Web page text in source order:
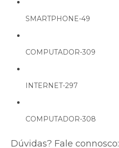
SMARTPHONE-49
COMPUTADOR-309
INTERNET-297
COMPUTADOR-308
Dúvidas? Fale connosco: